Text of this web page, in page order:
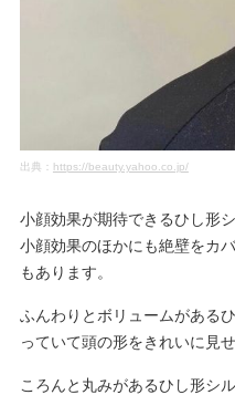
出典： https://beauty.yahoo.co.jp/
小顔効果が期待できるひし形
小顔効果のほかにも絶壁をカ
もあります。
ふんわりとボリュームがある
っていて頭の形をきれいに見
ころんと丸みがあるひし形シ